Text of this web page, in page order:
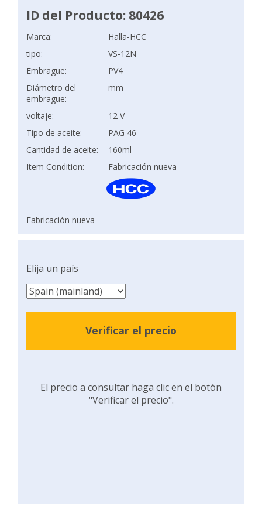
ID del Producto: 80426
Marca:
Halla-HCC
tipo:
VS-12N
Embrague:
PV4
Diámetro del
embrague:
mm
voltaje:
12 V
Tipo de aceite:
PAG 46
Cantidad de aceite:
160ml
Item Condition:
Fabricación nueva
Fabricación nueva
Elija un país
Verificar el precio
El precio a consultar haga clic en el botón
"Verificar el precio".